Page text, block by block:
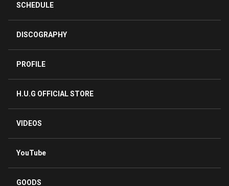
SCHEDULE
DISCOGRAPHY
PROFILE
H.U.G OFFICIAL STORE
VIDEOS
YouTube
GOODS